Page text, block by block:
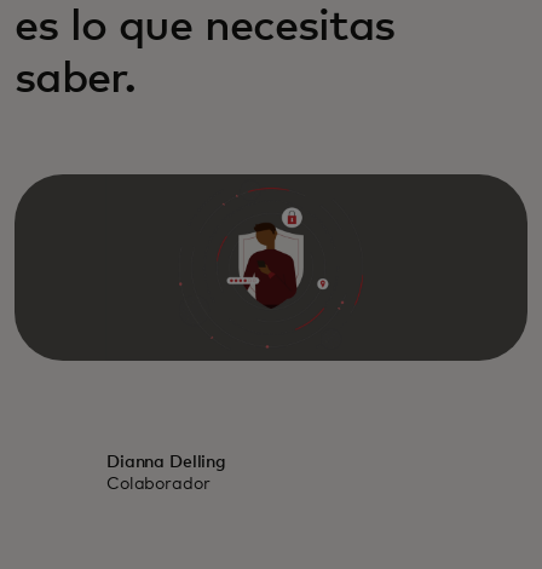
es lo que necesitas
saber.
Dianna Delling
Colaborador